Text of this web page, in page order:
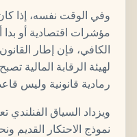
وفي الوقت نفسه، إذا
مؤشرات اقتصادية أو بدا
الكافي، فإن إطار
لهيئة الرقابة المالية
رمادية قانونية وليس
ويزداد السياق الفنلندي
نموذج الاحتكار القديم